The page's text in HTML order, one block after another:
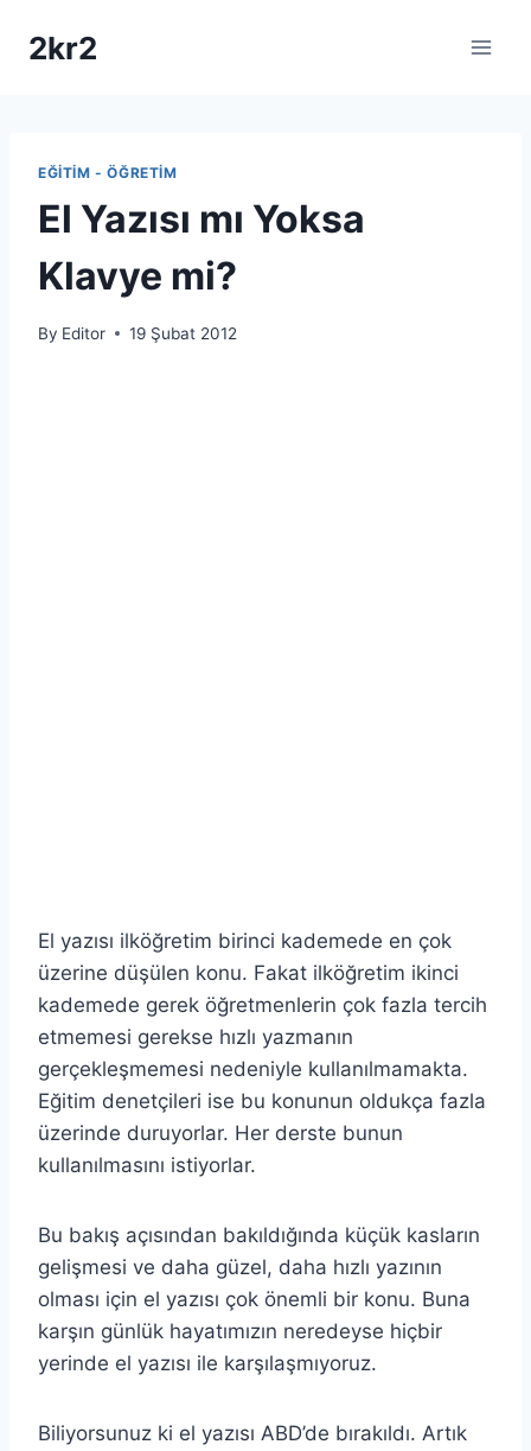
2kr2
EĞITIM - ÖĞRETIM
El Yazısı mı Yoksa
Klavye mi?
By Editor 19 Şubat 2012
El yazısı ilköğretim birinci kademede en çok
üzerine düşülen konu. Fakat ilköğretim ikinci
kademede gerek öğretmenlerin çok fazla tercih
etmemesi gerekse hızlı yazmanın
gerçekleşmemesi nedeniyle kullanılmamakta.
Eğitim denetçileri ise bu konunun oldukça fazla
üzerinde duruyorlar. Her derste bunun
kullanılmasını istiyorlar.
Bu bakış açısından bakıldığında küçük kasların
gelişmesi ve daha güzel, daha hızlı yazının
olması için el yazısı çok önemli bir konu. Buna
karşın günlük hayatımızın neredeyse hiçbir
yerinde el yazısı ile karşılaşmıyoruz.
Biliyorsunuz ki el yazısı ABD’de bırakıldı. Artık